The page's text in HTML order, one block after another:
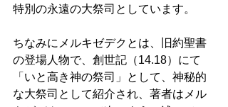
特別の永遠の大祭司としています。
ちなみにメルキゼデクとは、旧約聖書
の登場人物で、創世記（14.18）にて
「いと高き神の祭司」として、神秘的
な大祭司として紹介され、著者はメル